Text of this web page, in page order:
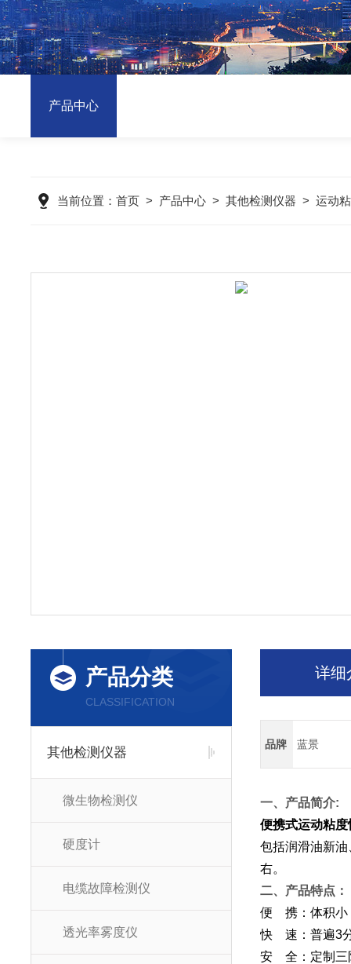
产品中心
当前位置： 首页 > 产品中心 > 其他检测仪器 > 运动
产品分类
CLASSIFICATION
其他检测仪器
微生物检测仪
硬度计
电缆故障检测仪
透光率雾度仪
详细
品牌 蓝景
一、产品简介:
便携式运动粘
包括润滑油新
右。
二、产品特点：
便 携：体积小
快 速：普遍3
安 全：定制三